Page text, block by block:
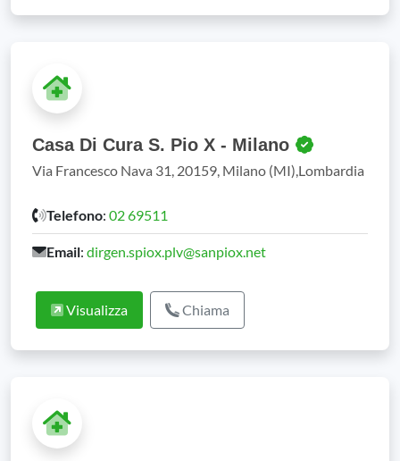
Casa Di Cura S. Pio X - Milano
Via Francesco Nava 31, 20159, Milano (MI),Lombardia
Telefono: 02 69511
Email: dirgen.spiox.plv@sanpiox.net
Visualizza Chiama